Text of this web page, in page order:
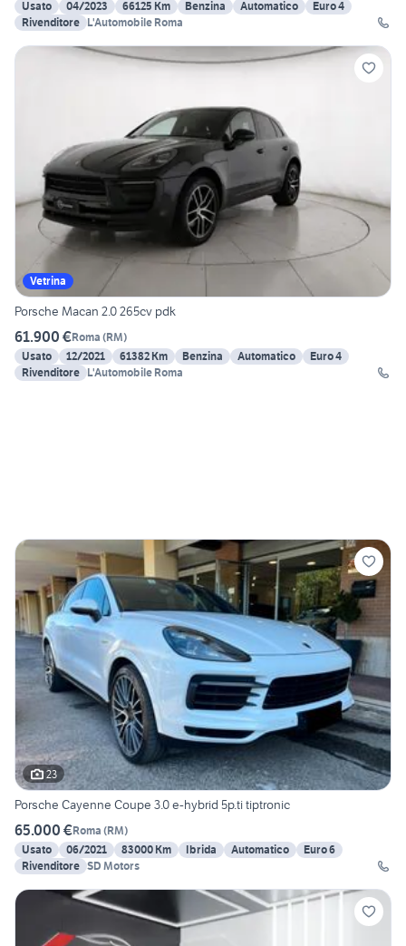
Usato
04/2023 66125 Km Benzina Automatico
Euro 4
Rivenditore L'Automobile Roma
Vetrina
Porsche Macan 2.0 265cv pdk
61.900 €Roma (RM)
Usato
12/2021 61382 Km Benzina Automatico
Euro 4
Rivenditore L'Automobile Roma
23
Porsche Cayenne Coupe 3.0 e-hybrid 5p.ti tiptronic
65.000 €Roma (RM)
Usato
06/2021 83000 Km Ibrida Automatico
Euro 6
Rivenditore SD Motors